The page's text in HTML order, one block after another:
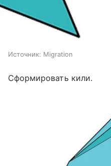
Источник: Migration
Сформировать кили.